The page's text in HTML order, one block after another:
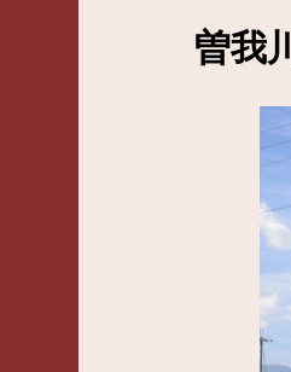
曽我川